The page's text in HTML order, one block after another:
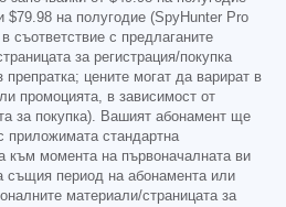
$79.98 на полугодие (SpyHunter Pro
съответствие с предлаганите
за регистрация/покупка
препратка; цените могат да варират в
промоцията, в зависимост от
за покупка). Вашият абонамент ще
приложимата стандартна
към момента на първоначалната ви
същия период на абонамента или
материали/страницата за